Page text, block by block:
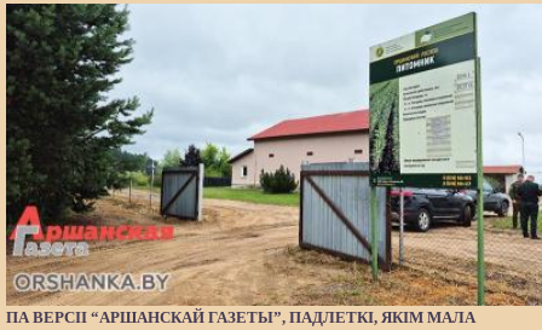
ПА ВЕРСІІ “АРШАНСКАЙ ГАЗЕТЫ”, ПАДЛЕТКІ, ЯКІМ МАЛА